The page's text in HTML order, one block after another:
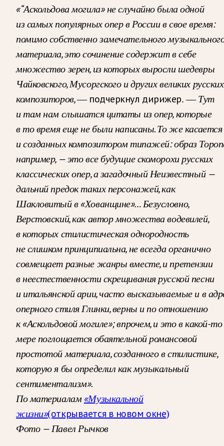
«“Аскольдова могила» не случайно была одной
из самых популярных опер в России в свое время:
помимо собственно замечательного
материала, это сочинение содержит в себе
множество зерен, из которых выросли шедевры
Чайковского, Мусоргского и других великих русских
композиторов,— подчеркнул дирижер. —Тут
и там нам слышатся цитаты из опер, которые
в то время еще не были написаны. То же касается
и созданных композитором типажей: образ
например, — это все будущие скоморохи русских
классических опер, а загадочный Неизвестный —
дальний предок таких персонажей, как
Шакловитый в «Хованщине»… Безусловно,
Верстовский, как автор множества водевилей,
в которых стилистическая однородность
не слишком принципиальна, не всегда органично
совмещает разные жанры вместе, и претензии
в неестественности скрещивания русской песни
и итальянской арии, часто высказываемые и в
оперного стиля Глинки, верны и по отношению
к «Аскольдовой могиле»; впрочем, и это в какой-то
мере поглощается обаятельной романсовой
простотой материала, созданного в стилистике,
которую я бы определил как музыкальный
сентиментализм».
По материалам«Музыкальной
жизни»(открывается в новом окне)
Фото — Павел Рычков